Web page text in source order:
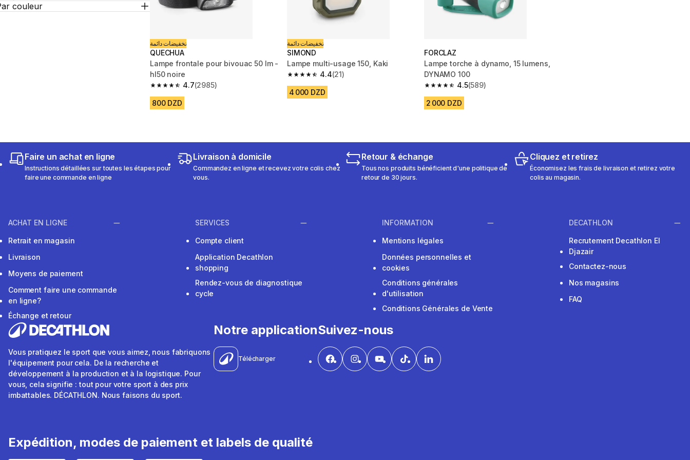
couleur
تخفيضات دائمة
QUECHUA
Lampe frontale pour bivouac 50 lm -
hl50 noire
4.7
4.7 out of 5 stars from 2985 reviews
(2985)
800 DZD
تخفيضات دائمة
SIMOND
Lampe multi-usage 150, Kaki
4.4
4.4 out of 5 stars from 21 reviews
(21)
4 000 DZD
FORCLAZ
Lampe torche à dynamo, 15 lumens,
DYNAMO 100
4.5
4.5 out of 5 stars from 589 reviews
(589)
2 000 DZD
Faire un achat en ligne
Instructions détaillées sur toutes les étapes pour
faire une commande en ligne
Livraison à domicile
Commandez en ligne et recevez votre colis chez
vous.
Retour & échange
Tous nos produits bénéficient d'une politique de
retour de 30 jours.
Cliquez et retirez
Économisez les frais de livraison et retirez votre
colis au magasin.
ACHAT EN LIGNE
Retrait en magasin
Livraison
Moyens de paiement
Comment faire une commande
en ligne?
Échange et retour
SERVICES
Compte client
Application Decathlon
shopping
Rendez-vous de diagnostique
cycle
INFORMATION
Mentions légales
Données personnelles et
cookies
Conditions générales
d'utilisation
Conditions Générales de Vente
DECATHLON
Recrutement Decathlon El
Djazair
Contactez-nous
Nos magasins
FAQ
Vous pratiquez le sport que vous aimez, nous fabriquons
l'équipement pour cela. De la recherche et
développement à la production et à la logistique. Pour
vous, cela signifie : tout pour votre sport à des prix
imbattables. DÉCATHLON. Nous faisons du sport.
Notre application
Télécharger
Suivez-nous
Expédition, modes de paiement et labels de qualité